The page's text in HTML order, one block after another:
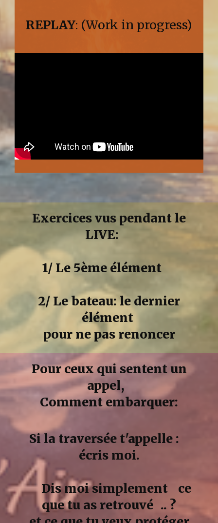
REPLAY: (Work in progress)
Exercices vus pendant le
LIVE:
1/ Le 5ème élément
2/ Le bateau: le dernier
élément
pour ne pas renoncer
Pour ceux qui sentent un
appel,
Comment embarquer:
Si la traversée t'appelle :
écris moi.
Dis moi simplement ce
que tu as retrouvé .. ?